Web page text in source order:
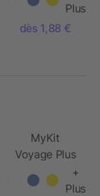
Plus
dès 1,88 €
MyKit
Voyage Plus
+
Plus